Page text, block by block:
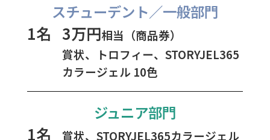
スチューデント／一般部門
1名 3万円相当（商品券）
賞状、トロフィー、STORYJEL365
カラージェル 10色
ジュニア部門
1名
賞状、STORYJEL365カラージェル